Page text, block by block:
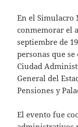
En el Simulacro
conmemorar el
septiembre de
personas que
Ciudad
General del
Pensiones y
El evento fue